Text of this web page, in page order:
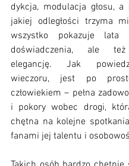
dykcja, modulacja głosu,
jakiej odległości trzyma
wszystko pokazuje lata
doświadczenia, ale
elegancję. Jak
wieczoru, jest po
człowiekiem – pełna
i pokory wobec drogi,
chętna na kolejne
fanami jej talentu i